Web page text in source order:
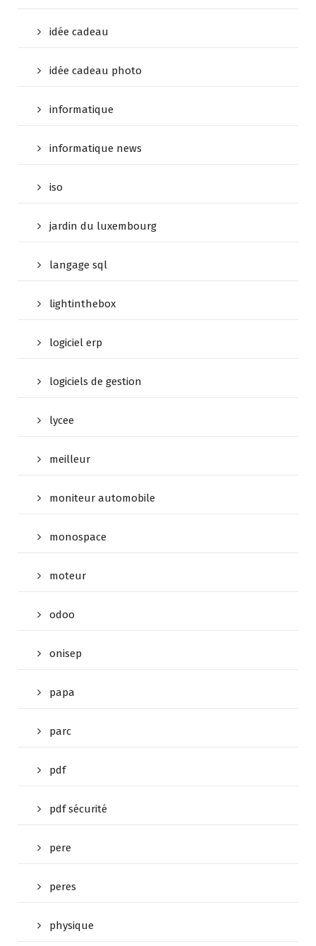
idée cadeau
idée cadeau photo
informatique
informatique news
iso
jardin du luxembourg
langage sql
lightinthebox
logiciel erp
logiciels de gestion
lycee
meilleur
moniteur automobile
monospace
moteur
odoo
onisep
papa
parc
pdf
pdf sécurité
pere
peres
physique